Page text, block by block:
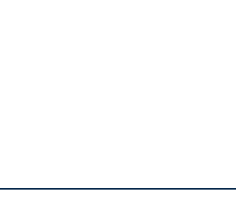
と地元の味覚が楽しめる、まさに旅